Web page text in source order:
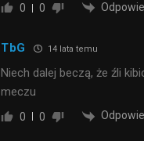
0 0
TbG 14 lata temu
Niech dalej beczą, że źli
meczu
0 0